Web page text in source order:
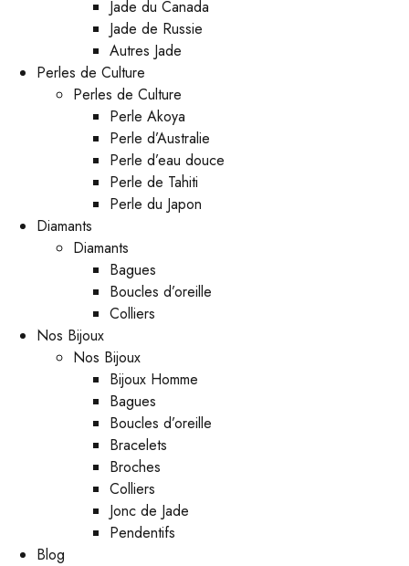
Jade du Canada
Jade de Russie
Autres Jade
Perles de Culture
Perles de Culture
Perle Akoya
Perle d’Australie
Perle d’eau douce
Perle de Tahiti
Perle du Japon
Diamants
Diamants
Bagues
Boucles d’oreille
Colliers
Nos Bijoux
Nos Bijoux
Bijoux Homme
Bagues
Boucles d’oreille
Bracelets
Broches
Colliers
Jonc de Jade
Pendentifs
Blog